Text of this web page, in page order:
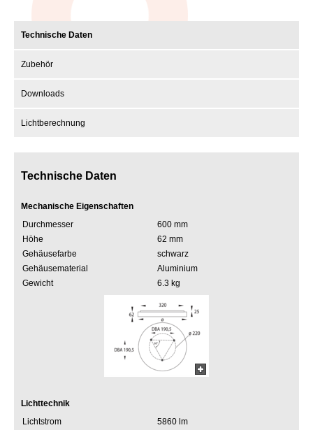
Technische Daten
Zubehör
Downloads
Lichtberechnung
Technische Daten
Mechanische Eigenschaften
Durchmesser
600 mm
Höhe
62 mm
Gehäusefarbe
schwarz
Gehäusematerial
Aluminium
Gewicht
6.3 kg
Lichttechnik
Lichtstrom
5860 lm